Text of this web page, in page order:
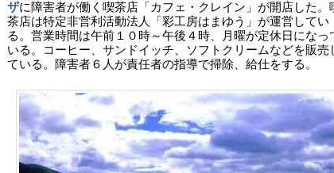
ザに障害者が働く喫茶店「カフェ・クレイン」が開店した。
茶店は特定非営利活動法人「彩工房はまゆう」が運営してい
る。営業時間は午前１０時～午後４時、月曜が定休日になっ
いる。コーヒー、サンドイッチ、ソフトクリームなどを販売
ている。障害者６人が責任者の指導で掃除、給仕をする。